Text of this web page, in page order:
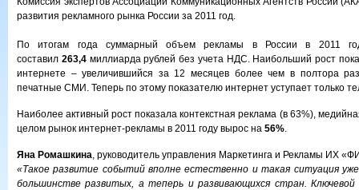
развития рекламного рынка России за 2011 год.
По итогам года суммарный объем рекламы в России в 2011
составил 263,4миллиарда рублей без учета НДС. Наибольший рост
интернете – увеличившийся за 12 месяцев более чем в полтора
печатные СМИ. Теперь по этому показателю интернет уступает только
Наиболее активный рост показала контекстная реклама (в 63%),
целом рынок интернет-рекламы в 2011 году вырос на 56%.
Яна Ромашкина, руководитель управления Маркетинга и Рекламы ИХ
«Такое развитие событий вполне естественно и такая ситуация
большинстве развитых, а теперь и развивающихся стран. Ключевой